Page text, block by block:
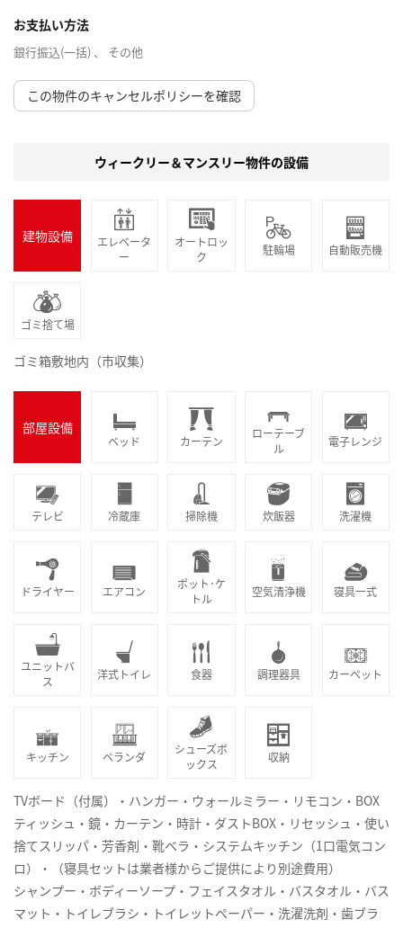
お支払い方法
銀行振込(一括) 、 その他
この物件のキャンセルポリシーを確認
ウィークリー＆マンスリー物件の設備
建物設備
エレベータ
ー
オートロッ
ク
駐輪場 自動販売機
ゴミ捨て場
ゴミ箱敷地内（市収集）
部屋設備
ベッド カーテン
ローテーブ
ル
電子レンジ
テレビ 冷蔵庫 掃除機 炊飯器 洗濯機
ドライヤー エアコン
ポット･ケ
トル
空気清浄機 寝具一式
ユニットバ
ス
洋式トイレ 食器 調理器具 カーペット
キッチン ベランダ
シューズボ
ックス
収納
TVボード（付属）・ハンガー・ウォールミラー・リモコン・BOX
ティッシュ・鏡・カーテン・時計・ダストBOX・リセッシュ・使い
捨てスリッパ・芳香剤・靴ベラ・システムキッチン（1口電気コン
ロ）・（寝具セットは業者様からご提供により別途費用）
シャンプー・ボディーソープ・フェイスタオル・バスタオル・バス
マット・トイレブラシ・トイレットペーパー・洗濯洗剤・歯ブラ